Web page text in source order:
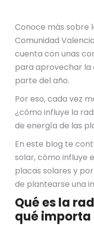
Conoce más sobre
Comunidad
cuenta con unas
para aprovechar la
parte del año.
Por eso, cada vez
¿cómo influye la
de energía de las
En este blog te
solar, cómo influye
placas solares y
de plantearse una
Qué es la
qué importa